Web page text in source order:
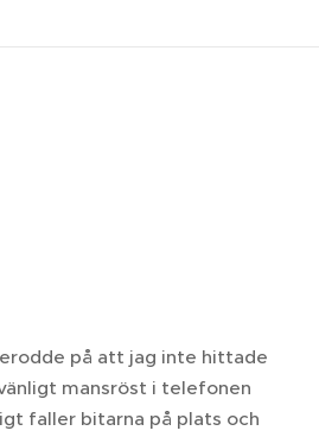
på att jag inte hittade
mansröst i telefonen
faller bitarna på plats och